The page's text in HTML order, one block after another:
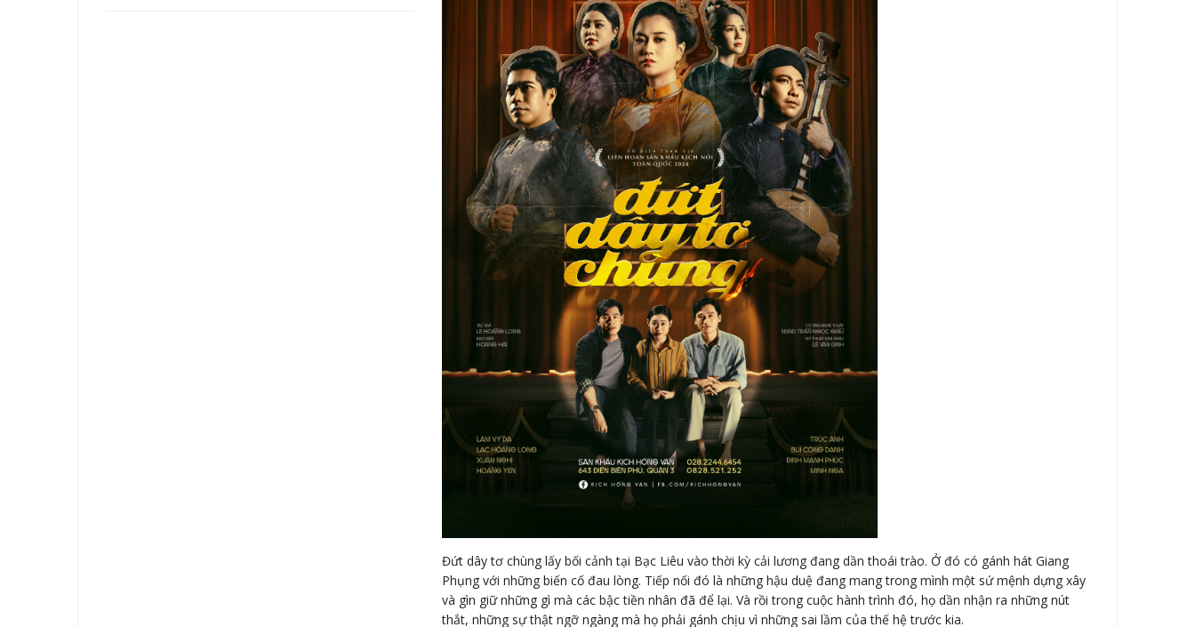
Đứt dây tơ chùng lấy bối cảnh tại Bạc Liêu vào thời kỳ cải lương đang dần thoái trào. Ở đó có gánh hát Giang
Phụng với những biến cố đau lòng. Tiếp nối đó là những hậu duệ đang mang trong mình một sứ mệnh dựng xây
và gìn giữ những gì mà các bậc tiền nhân đã để lại. Và rồi trong cuộc hành trình đó, họ dần nhận ra những nút
thắt, những sự thật ngỡ ngàng mà họ phải gánh chịu vì những sai lầm của thế hệ trước kia.